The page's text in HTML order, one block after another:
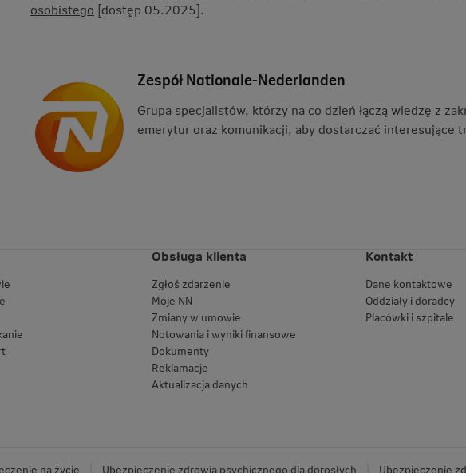
osobistego [dostęp 05.2025].
Zespół Nationale-Nederlanden
Grupa specjalistów, którzy na co dzień łączą wiedzę z
emerytur oraz komunikacji, aby dostarczać interesujące
Obsługa klienta
Zgłoś zdarzenie
Moje NN
Zmiany w umowie
Notowania i wyniki finansowe
Dokumenty
Reklamacje
Aktualizacja danych
Kontakt
Dane kontaktowe
Oddziały i doradcy
Placówki i szpitale
na życie Ubezpieczenie zdrowia psychicznego dla dorosłych Ubezpieczenie